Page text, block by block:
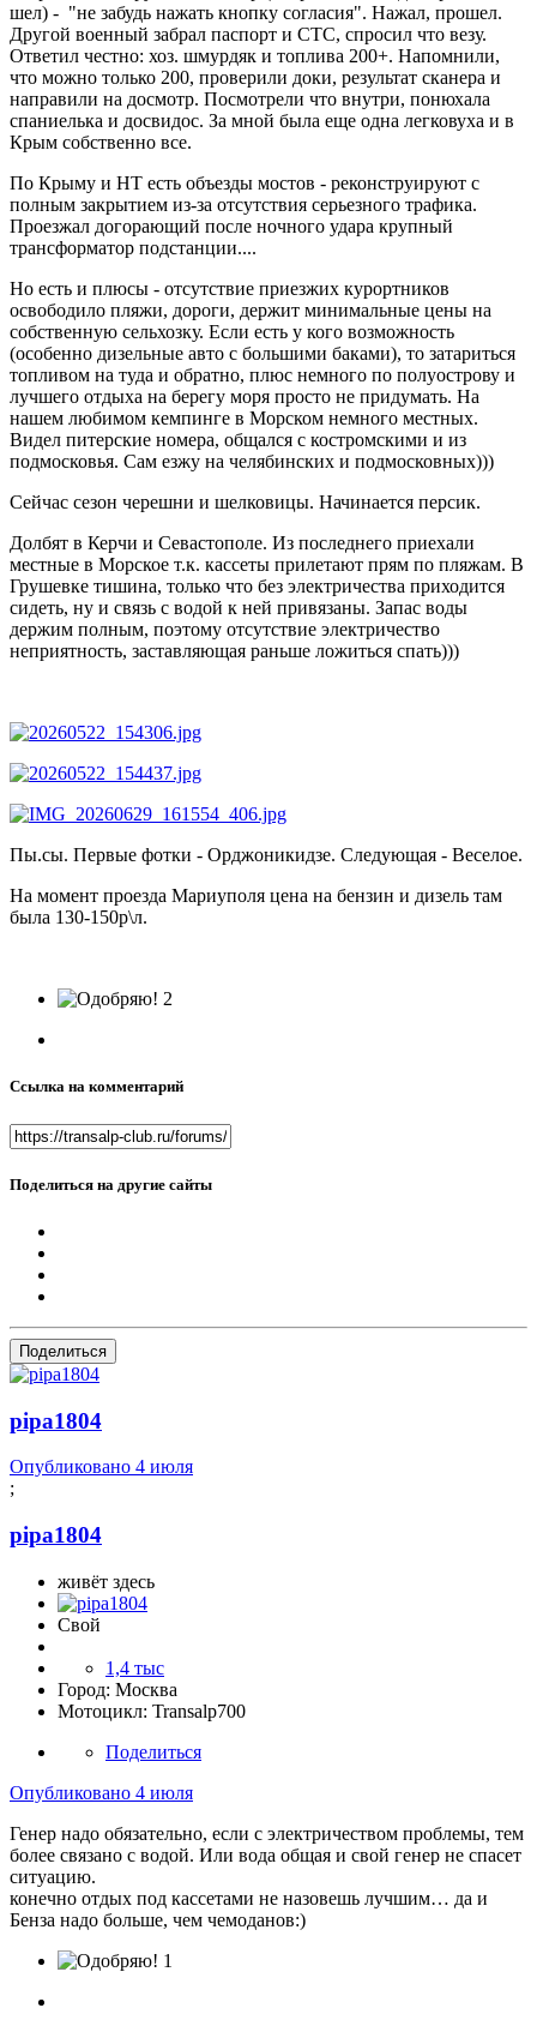
шел) - "не забудь нажать кнопку согласия". Нажал, прошел.
Другой военный забрал паспорт и СТС, спросил что везу.
Ответил честно: хоз. шмурдяк и топлива 200+. Напомнили,
что можно только 200, проверили доки, результат сканера и
направили на досмотр. Посмотрели что внутри, понюхала
спаниелька и досвидос. За мной была еще одна легковуха и в
Крым собственно все.
По Крыму и НТ есть объезды мостов - реконструируют с
полным закрытием из-за отсутствия серьезного трафика.
Проезжал догорающий после ночного удара крупный
трансформатор подстанции....
Но есть и плюсы - отсутствие приезжих курортников
освободило пляжи, дороги, держит минимальные цены на
собственную сельхозку. Если есть у кого возможность
(особенно дизельные авто с большими баками), то затариться
топливом на туда и обратно, плюс немного по полуострову и
лучшего отдыха на берегу моря просто не придумать. На
нашем любимом кемпинге в Морском немного местных.
Видел питерские номера, общался с костромскими и из
подмосковья. Сам езжу на челябинских и подмосковных)))
Сейчас сезон черешни и шелковицы. Начинается персик.
Долбят в Керчи и Севастополе. Из последнего приехали
местные в Морское т.к. кассеты прилетают прям по пляжам. В
Грушевке тишина, только что без электричества приходится
сидеть, ну и связь с водой к ней привязаны. Запас воды
держим полным, поэтому отсутствие электричество
неприятность, заставляющая раньше ложиться спать)))
Пы.сы. Первые фотки - Орджоникидзе. Следующая - Веселое.
На момент проезда Мариуполя цена на бензин и дизель там
была 130-150р\л.
2
Ссылка на комментарий
Поделиться на другие сайты
Поделиться
pipa1804
Опубликовано 4 июля
;
pipa1804
живёт здесь
Свой
1,4 тыс
Город: Москва
Мотоцикл: Transalp700
Поделиться
Опубликовано 4 июля
Генер надо обязательно, если с электричеством проблемы, тем
более связано с водой. Или вода общая и свой генер не спасет
ситуацию.
конечно отдых под кассетами не назовешь лучшим… да и
Бенза надо больше, чем чемоданов:)
1